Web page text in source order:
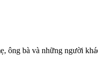
ông bà và những người